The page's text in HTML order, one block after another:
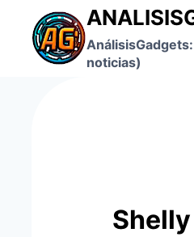
contenido
noticias)